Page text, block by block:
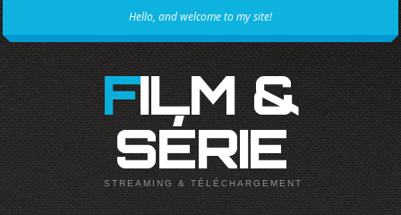
Hello, and welcome to my site!
FILM &
SÉRIE
STREAMING & TÉLÉCHARGEMENT